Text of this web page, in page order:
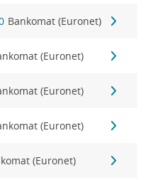
Bankomat (Euronet)
(Euronet)
(Euronet)
(Euronet)
(Euronet)